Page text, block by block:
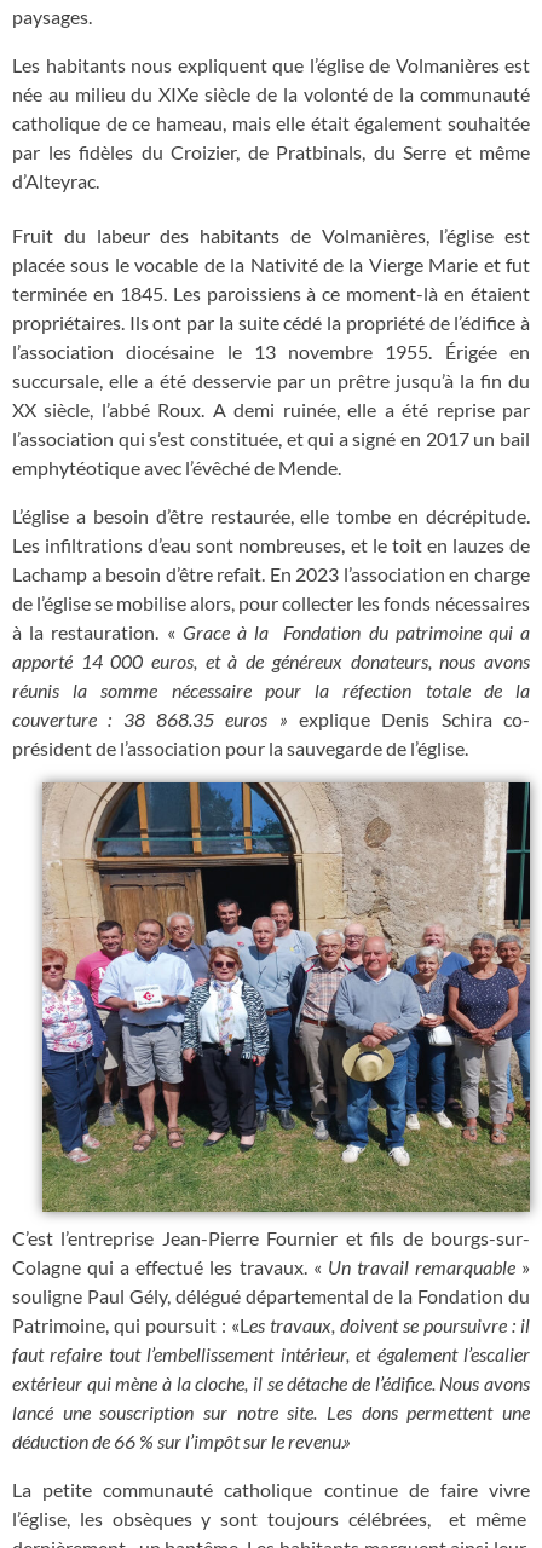
paysages.
Les habitants nous expliquent que l’église de Volmanières est
née au milieu du XIXe siècle de la volonté de la communauté
catholique de ce hameau, mais elle était également souhaitée
par les fidèles du Croizier, de Pratbinals, du Serre et même
d’Alteyrac.
Fruit du labeur des habitants de Volmanières, l’église est
placée sous le vocable de la Nativité de la Vierge Marie et fut
terminée en 1845. Les paroissiens à ce moment-là en étaient
propriétaires. Ils ont par la suite cédé la propriété de l’édifice à
l’association diocésaine le 13 novembre 1955. Érigée en
succursale, elle a été desservie par un prêtre jusqu’à la fin du
XX siècle, l’abbé Roux. A demi ruinée, elle a été reprise par
l’association qui s’est constituée, et qui a signé en 2017 un bail
emphytéotique avec l’évêché de Mende.
L’église a besoin d’être restaurée, elle tombe en décrépitude.
Les infiltrations d’eau sont nombreuses, et le toit en lauzes de
Lachamp a besoin d’être refait. En 2023 l’association en charge
de l’église se mobilise alors, pour collecter les fonds nécessaires
à la restauration. « Grace à la
Fondation du patrimoine qui a
apporté 14 000 euros, et à de généreux donateurs, nous avons
réunis la somme nécessaire pour la réfection totale de la
couverture : 38 868.35 euros » explique Denis Schira co-
président de l’association pour la sauvegarde de l’église.
C’est l’entreprise Jean-Pierre Fournier et fils de bourgs-sur-
Colagne qui a effectué les travaux. « Un travail remarquable»
souligne Paul Gély, délégué départemental de la Fondation du
Patrimoine, qui poursuit : «Les travaux, doivent se poursuivre : il
faut refaire tout l’embellissement intérieur, et également l’escalier
extérieur qui mène à la cloche, il se détache de l’édifice. Nous avons
lancé une souscription sur notre site. Les dons permettent une
déduction de 66 % sur l’impôt sur le revenu.»
La petite communauté catholique continue de faire vivre
l’église, les obsèques y sont toujours célébrées,
et même